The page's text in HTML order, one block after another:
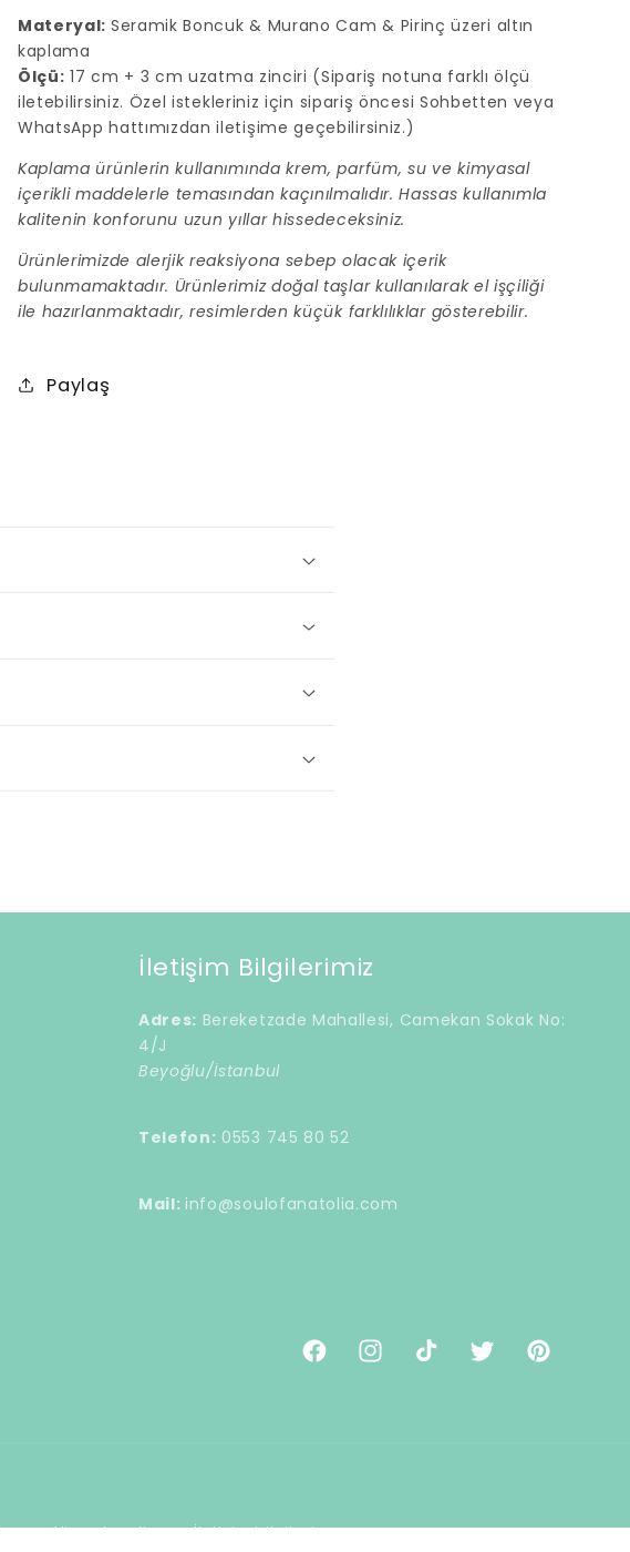
Materyal: Seramik Boncuk & Murano Cam & Pirinç üzeri altın
kaplama
Ölçü: 17 cm + 3 cm uzatma zinciri (Sipariş notuna farklı ölçü
iletebilirsiniz. Özel istekleriniz için sipariş öncesi Sohbetten veya
WhatsApp hattımızdan iletişime geçebilirsiniz.)
Kaplama ürünlerin kullanımında krem, parfüm, su ve kimyasal
içerikli maddelerle temasından kaçınılmalıdır. Hassas kullanımla
kalitenin konforunu uzun yıllar hissedeceksiniz.
Ürünlerimizde alerjik reaksiyona sebep olacak içerik
bulunmamaktadır. Ürünlerimiz doğal taşlar kullanılarak el işçiliği
ile hazırlanmaktadır, resimlerden küçük farklılıklar gösterebilir.
Paylaş
İletişim Bilgilerimiz
Adres: Bereketzade Mahallesi, Camekan Sokak No:
4/J
Beyoğlu/İstanbul
Telefon: 0553 745 80 52
Mail: info@soulofanatolia.com
FacebookInstagram
TikTok TwitterPinterest
Hizmet şartları İletişim bilgileri